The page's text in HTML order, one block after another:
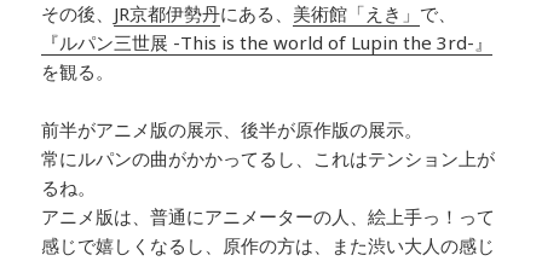
その後、 JR京都伊勢丹にある、 美術館「えき」 で、
『ルパン三世展 -This is the world of Lupin the 3rd-』
を観る。
前半がアニメ版の展示、後半が原作版の展示。
常にルパンの曲がかかってるし、これはテンション上が
るね。
アニメ版は、普通にアニメーターの人、絵上手っ！って
感じで嬉しくなるし、原作の方は、また渋い大人の感じ